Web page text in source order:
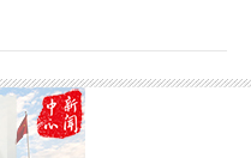
架下我国在非安全利益协
布局展望等交流观点。
北省非洲民间商会书记严
阔的革命斗争历程，深切
程中，大家认真聆听讲
厚内涵与恒久时代价值。
中庭整齐列队，举行了庄
词，在铮铮誓言中回望初
定我校青年教师的精神
学术前沿，坚持问题导
平成果，为学校内涵建设
教师提出的急难愁盼问题
踪推动、全力解决，进一